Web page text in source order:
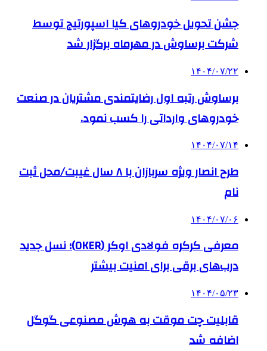
جشن تحویل خودروهای کیا اسپورتیج توسط
شرکت برساوش در مهرماه برگزار شد
۱۴۰۴/۰۷/۲۲
برساوش رتبه اول رضایتمندی مشتریان در صنعت
خودروهای وارداتی را کسب نمود.
۱۴۰۴/۰۷/۱۴
طرح انصار ویژه سربازان با ۸ سال غیبت/محل ثبت
نام
۱۴۰۴/۰۷/۰۶
معرفی کرکره فولادی اوکر (OKER)؛ نسل جدید
درب‌های برقی برای امنیت بیشتر
۱۴۰۴/۰۵/۲۳
قابلیت چت موقت به هوش مصنوعی گوگل
اضافه شد